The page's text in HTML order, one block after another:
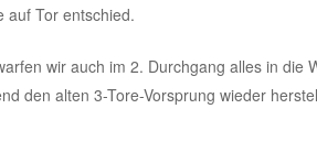
auf Tor entschied.
wir auch im 2. Durchgang alles in die
den alten 3-Tore-Vorsprung wieder